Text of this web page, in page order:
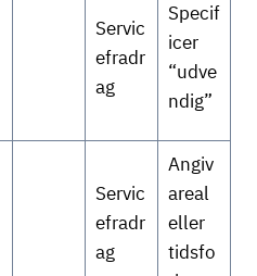
Servic
efradr
ag
Specif
icer
“udve
ndig”
Servic
efradr
ag
Angiv
areal
eller
tidsfo